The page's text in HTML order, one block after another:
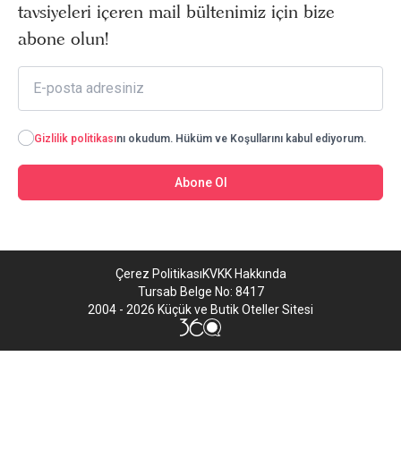
tavsiyeleri içeren mail bültenimiz için bize
abone olun!
Gizlilik politikasını okudum. Hüküm ve Koşullarını kabul ediyorum.
Abone Ol
2004 - 2026 Küçük ve Butik Oteller Sitesi
Tursab Belge No: 8417
Çerez PolitikasıKVKK Hakkında